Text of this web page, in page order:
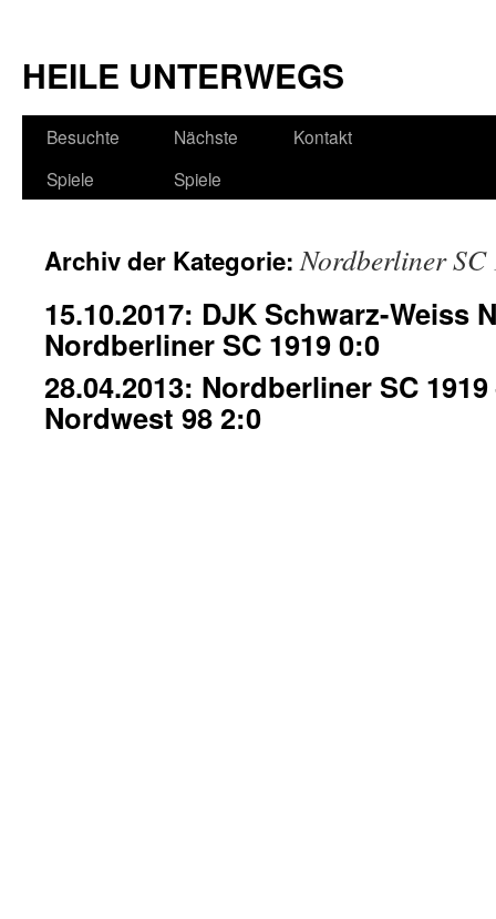
HEILE UNTERWEGS
Besuchte
Spiele
Nächste
Spiele
Kontakt
Archiv der Kategorie:Nordberliner SC
15.10.2017: DJK Schwarz-Weiss
Nordberliner SC 1919 0:0
28.04.2013: Nordberliner SC
Nordwest 98 2:0